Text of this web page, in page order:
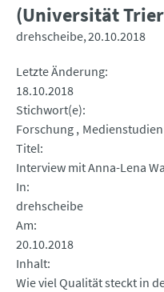
(Universität
drehscheibe 20.10.2018
Letzte Änderung
18.10.2018
Stichwort(e)
Forschung Medienstudien
Titel
Interview mit Anna-Lena
In
drehscheibe
Am
20.10.2018
Inhalt
Wie viel Qualität steckt in